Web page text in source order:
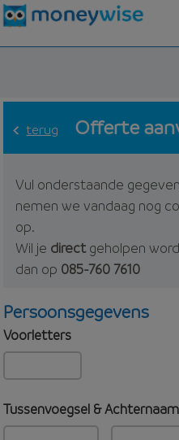
terug Offerte
Vul onderstaande
nemen we vandaag nog
op.
Wil je directgeholpen
dan op 085-760 7610
Persoonsgegevens
Voorletters
Tussenvoegsel & Achternaam